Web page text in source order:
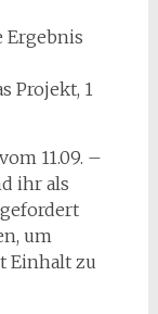
Ergebnis
Projekt, 1
11.09. –
ihr als
um
Einhalt zu